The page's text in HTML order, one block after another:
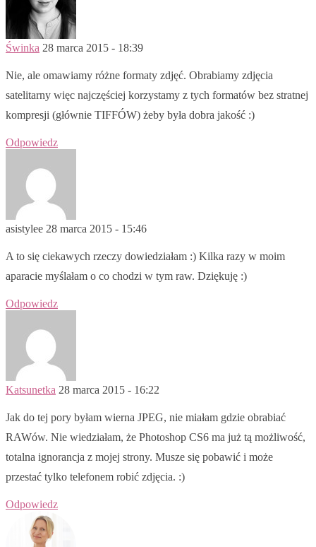
Świnka 28 marca 2015 - 18:39
Nie, ale omawiamy różne formaty zdjęć. Obrabiamy zdjęcia
satelitarny więc najczęściej korzystamy z tych formatów bez stratnej
kompresji (głównie TIFFÓW) żeby była dobra jakość :)
Odpowiedz
asistylee 28 marca 2015 - 15:46
A to się ciekawych rzeczy dowiedziałam :) Kilka razy w moim
aparacie myślałam o co chodzi w tym raw. Dziękuję :)
Odpowiedz
Katsunetka 28 marca 2015 - 16:22
Jak do tej pory byłam wierna JPEG, nie miałam gdzie obrabiać
RAWów. Nie wiedziałam, że Photoshop CS6 ma już tą możliwość,
totalna ignorancja z mojej strony. Musze się pobawić i może
przestać tylko telefonem robić zdjęcia. :)
Odpowiedz